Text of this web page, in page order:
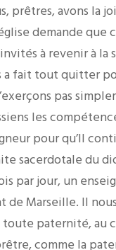
prêtres, avons la
demande que
à revenir à
a fait tout quitter
pas
les
pour qu’Il
sacerdotale du
par jour, un
de Marseille. Il
paternité, au
comme la